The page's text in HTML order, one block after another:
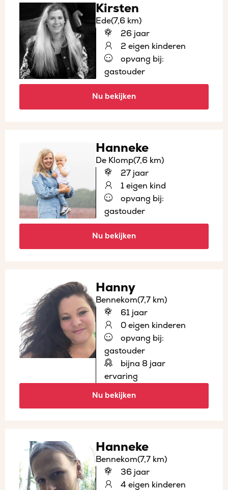
Kirsten
Ede(7,6 km)
26 jaar
2 eigen kinderen
opvang bij:
gastouder
Nu bekijken
Hanneke
De Klomp(7,6 km)
27 jaar
1 eigen kind
opvang bij:
gastouder
Nu bekijken
Hanny
Bennekom(7,7 km)
61 jaar
0 eigen kinderen
opvang bij:
gastouder
bijna 8 jaar
ervaring
Nu bekijken
Hanneke
Bennekom(7,7 km)
36 jaar
4 eigen kinderen